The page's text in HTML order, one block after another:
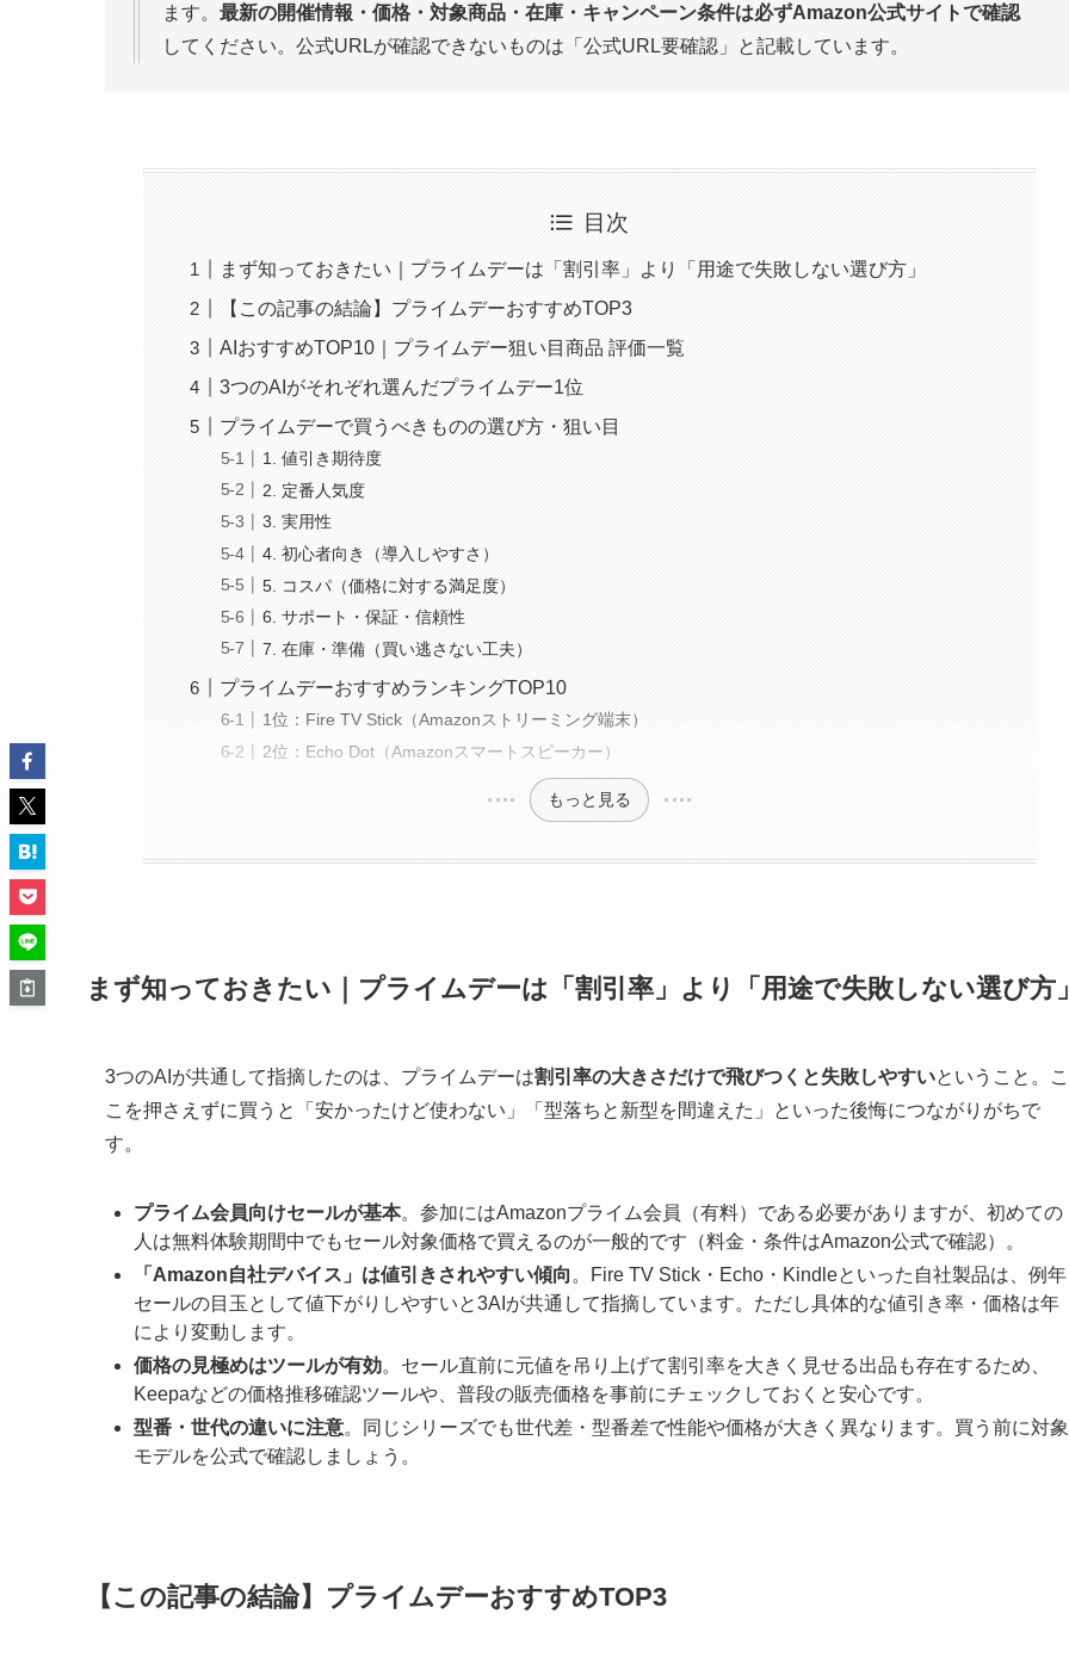
ます。 最新の開催情報・価格・対象商品・在庫・キャンペーン条件は必ずAmazon公式サイトで確認
してください。公式URLが確認できないものは「公式URL要確認」と記載しています。
目次
まず知っておきたい｜プライムデーは「割引率」より「用途で失敗しない選び方」
【この記事の結論】プライムデーおすすめTOP3
AIおすすめTOP10｜プライムデー狙い目商品 評価一覧
3つのAIがそれぞれ選んだプライムデー1位
プライムデーで買うべきものの選び方・狙い目
1. 値引き期待度
2. 定番人気度
3. 実用性
4. 初心者向き（導入しやすさ）
5. コスパ（価格に対する満足度）
6. サポート・保証・信頼性
7. 在庫・準備（買い逃さない工夫）
プライムデーおすすめランキングTOP10
1位：Fire TV Stick（Amazonストリーミング端末）
2位：Echo Dot（Amazonスマートスピーカー）
もっと見る
まず知っておきたい｜プライムデーは「割引率」より「用途で失敗しない選び方
3つのAIが共通して指摘したのは、プライムデーは割引率の大きさだけで飛びつくと失敗しやすいということ。こ
こを押さえずに買うと「安かったけど使わない」「型落ちと新型を間違えた」といった後悔につながりがちで
す。
プライム会員向けセールが基本。参加にはAmazonプライム会員（有料）である必要がありますが、初めての
人は無料体験期間中でもセール対象価格で買えるのが一般的です（料金・条件はAmazon公式で確認）。
「Amazon自社デバイス」は値引きされやすい傾向 。Fire TV Stick・Echo・Kindleといった自社製品は、例年
セールの目玉として値下がりしやすいと3AIが共通して指摘しています。ただし具体的な値引き率・価格は年
により変動します。
価格の見極めはツールが有効。セール直前に元値を吊り上げて割引率を大きく見せる出品も存在するため、
Keepaなどの価格推移確認ツールや、普段の販売価格を事前にチェックしておくと安心です。
型番・世代の違いに注意。同じシリーズでも世代差・型番差で性能や価格が大きく異なります。買う前に対象
モデルを公式で確認しましょう。
【この記事の結論】プライムデーおすすめTOP3